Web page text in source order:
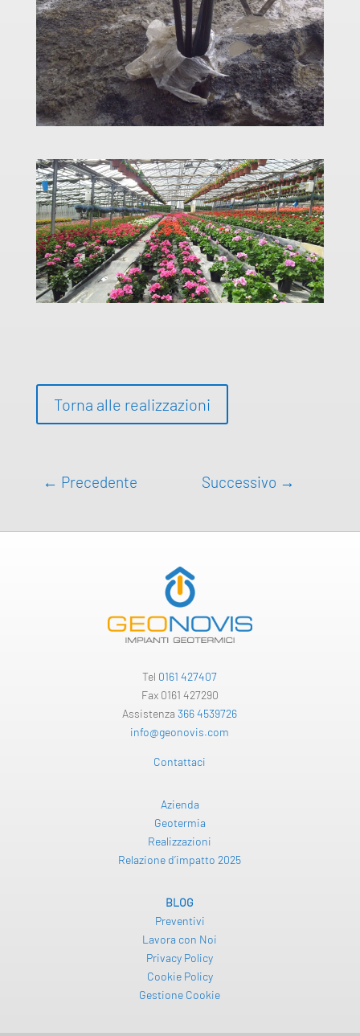
Torna alle realizzazioni
← Precedente Successivo →
Tel 0161 427407
Fax 0161 427290
Assistenza366 4539726
info@geonovis.com
Contattaci
Azienda
Geotermia
Realizzazioni
Relazione d’impatto 2025
BLOG
Preventivi
Lavora con Noi
Privacy Policy
Cookie Policy
Gestione Cookie